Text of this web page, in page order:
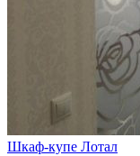
Шкаф-купе Лотал